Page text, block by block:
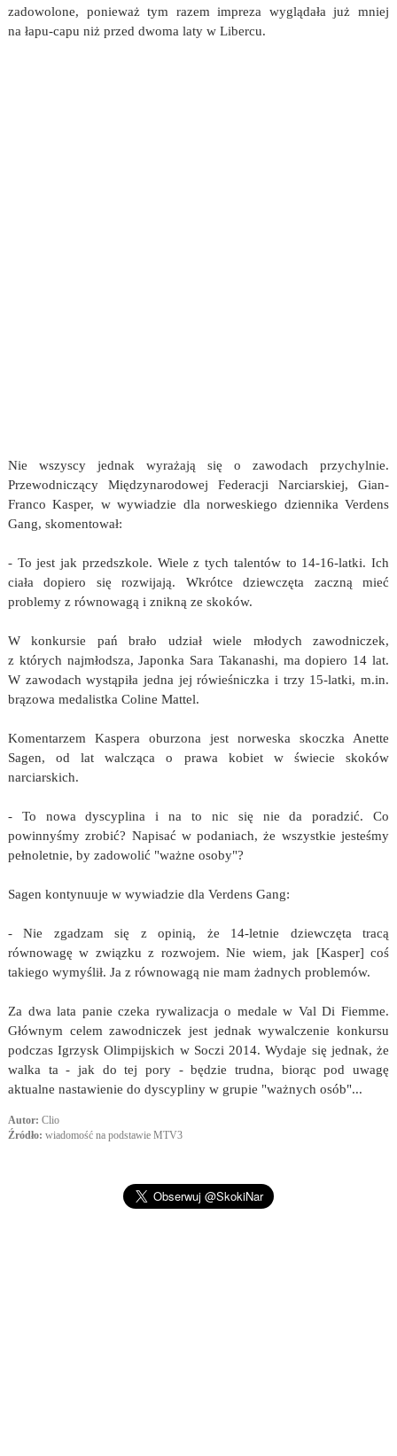
zadowolone, ponieważ tym razem impreza wyglądała już mniej
na łapu-capu niż przed dwoma laty w Libercu.
Nie wszyscy jednak wyrażają się o zawodach przychylnie.
Przewodniczący Międzynarodowej Federacji Narciarskiej, Gian-
Franco Kasper, w wywiadzie dla norweskiego dziennika Verdens
Gang, skomentował:
- To jest jak przedszkole. Wiele z tych talentów to 14-16-latki. Ich
ciała dopiero się rozwijają. Wkrótce dziewczęta zaczną mieć
problemy z równowagą i znikną ze skoków.
W konkursie pań brało udział wiele młodych zawodniczek,
z których najmłodsza, Japonka Sara Takanashi, ma dopiero 14 lat.
W zawodach wystąpiła jedna jej rówieśniczka i trzy 15-latki, m.in.
brązowa medalistka Coline Mattel.
Komentarzem Kaspera oburzona jest norweska skoczka Anette
Sagen, od lat walcząca o prawa kobiet w świecie skoków
narciarskich.
- To nowa dyscyplina i na to nic się nie da poradzić. Co
powinnyśmy zrobić? Napisać w podaniach, że wszystkie jesteśmy
pełnoletnie, by zadowolić "ważne osoby"?
Sagen kontynuuje w wywiadzie dla Verdens Gang:
- Nie zgadzam się z opinią, że 14-letnie dziewczęta tracą
równowagę w związku z rozwojem. Nie wiem, jak [Kasper] coś
takiego wymyślił. Ja z równowagą nie mam żadnych problemów.
Za dwa lata panie czeka rywalizacja o medale w Val Di Fiemme.
Głównym celem zawodniczek jest jednak wywalczenie konkursu
podczas Igrzysk Olimpijskich w Soczi 2014. Wydaje się jednak, że
walka ta - jak do tej pory - będzie trudna, biorąc pod uwagę
aktualne nastawienie do dyscypliny w grupie "ważnych osób"...
Autor: Clio
Źródło: wiadomość na podstawie MTV3